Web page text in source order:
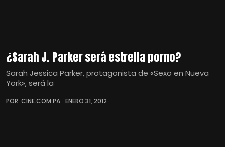
¿Sarah J. Parker será estrella porno?
Sarah Jessica Parker, protagonista de «Sexo en Nueva
York», será la
POR: CINE.COM.PA ENERO 31, 2012